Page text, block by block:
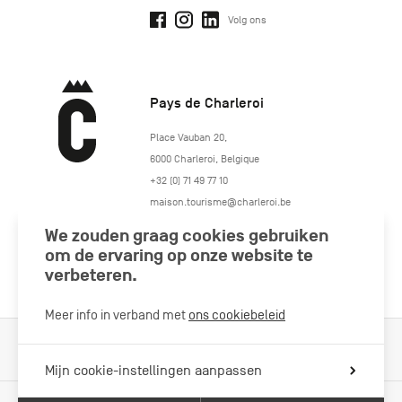
Volg ons
Pays de Charleroi
https://www.paysdecharleroi.be/
Place Vauban 20,
6000 Charleroi Belgique
+32 (0) 71 49 77 10
maison.tourisme@charleroi.be
Volg ons
We zouden graag cookies gebruiken
om de ervaring op onze website te
verbeteren.
Meer info in verband met ons cookiebeleid
Mijn cookie-instellingen aanpassen